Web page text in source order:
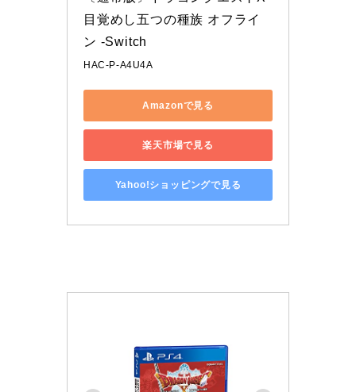
目覚めし五つの種族 オフライ
ン -Switch
HAC-P-A4U4A
Amazonで見る
楽天市場で見る
Yahoo!ショッピングで見る